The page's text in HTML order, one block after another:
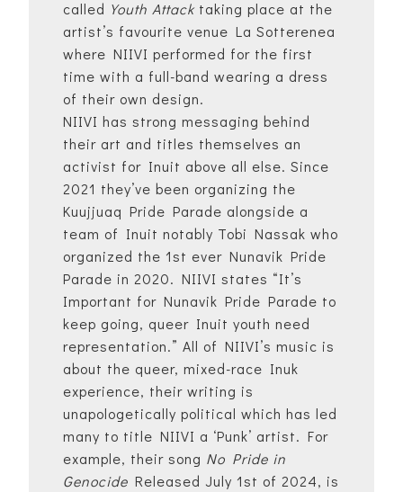
called Youth Attacktaking place at the
artist’s favourite venue La Sotterenea
where NIIVI performed for the first
time with a full-band wearing a dress
of their own design.
NIIVI has strong messaging behind
their art and titles themselves an
activist for Inuit above all else. Since
2021 they’ve been organizing the
Kuujjuaq Pride Parade alongside a
team of Inuit notably Tobi Nassak who
organized the 1st ever Nunavik Pride
Parade in 2020. NIIVI states “It’s
Important for Nunavik Pride Parade to
keep going, queer Inuit youth need
representation.” All of NIIVI’s music is
about the queer, mixed-race Inuk
experience, their writing is
unapologetically political which has led
many to title NIIVI a ‘Punk’ artist. For
example, their song No Pride in
Genocide Released July 1st of 2024, is